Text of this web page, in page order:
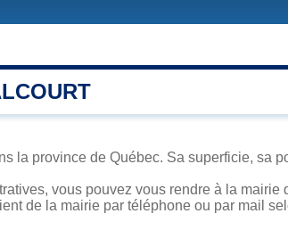
la province de Québec. Sa superficie, sa
vous pouvez vous rendre à la
de la mairie par téléphone ou par mail